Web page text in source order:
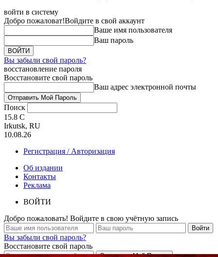
войти в систему
Добро пожаловат!Войдите в свой аккаунт
Ваше имя пользователя
Ваш пароль
Вы забыли свой пароль?
восстановление пароля
Восстановите свой пароль
Ваш адрес электронной почты
Поиск
15.8 C
Irkutsk, RU
10.08.26
Регистрация / Авторизация
Об издании
Контакты
Реклама
ВОЙТИ
Добро пожаловать! Войдите в свою учётную запись
Вы забыли свой пароль?
Восстановите свой пароль